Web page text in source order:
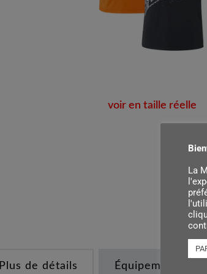
voir en taille réelle
Plus de détails Équipements et
La